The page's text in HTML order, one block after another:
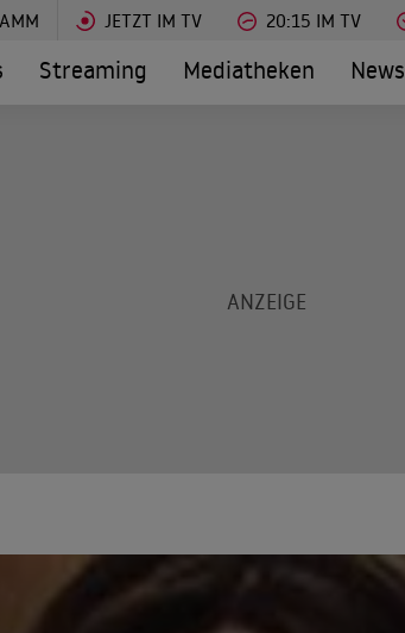
JETZT IM TV 20:15 IM TV
Streaming Mediatheken News